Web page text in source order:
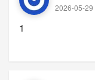
2026-05-29
1